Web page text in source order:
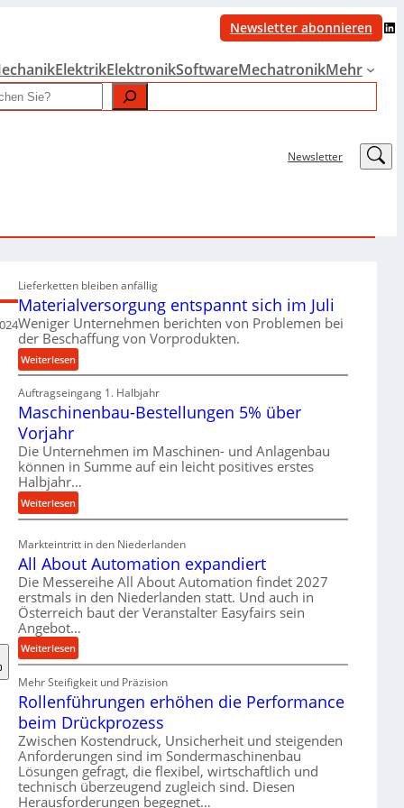
Newsletter abonnieren LinkedIn
ElektrikElektronikSoftwareMechatronikMehr
Newsletter LinkedIn
Lieferketten bleiben anfällig
Materialversorgung entspannt sich im Juli
Weniger Unternehmen berichten von Problemen bei
der Beschaffung von Vorprodukten.
Weiterlesen:
M
a
t
l
v
r
s
o
r
g
u
n
g
e
n
t
p
a
n
n
Auftragseingang 1. Halbjahr
Maschinenbau-Bestellungen 5% über
Vorjahr
Die Unternehmen im Maschinen- und Anlagenbau
können in Summe auf ein leicht positives erstes
Halbjahr…
Weiterlesen:
M
c
h
i
n
e
n
a
u
-
B
e
s
t
Markteintritt in den Niederlanden
All About Automation expandiert
Die Messereihe All About Automation findet 2027
erstmals in den Niederlanden statt. Und auch in
Österreich baut der Veranstalter Easyfairs sein
Angebot…
Weiterlesen:
A
l
l
b
o
u
t
A
Mehr Steifigkeit und Präzision
Rollenführungen erhöhen die Performance
beim Drückprozess
Zwischen Kostendruck, Unsicherheit und steigenden
Anforderungen sind im Sondermaschinenbau
Lösungen gefragt, die flexibel, wirtschaftlich und
technisch überzeugend zugleich sind. Diesen
Herausforderungen begegnet…